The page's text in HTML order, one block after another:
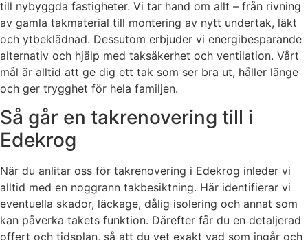
till nybyggda fastigheter. Vi tar hand om allt – från rivning
av gamla takmaterial till montering av nytt undertak, läkt
och ytbeklädnad. Dessutom erbjuder vi energibesparande
alternativ och hjälp med taksäkerhet och ventilation. Vårt
mål är alltid att ge dig ett tak som ser bra ut, håller länge
och ger trygghet för hela familjen.
Så går en takrenovering till i
Edekrog
När du anlitar oss för takrenovering i Edekrog inleder vi
alltid med en noggrann takbesiktning. Här identifierar vi
eventuella skador, läckage, dålig isolering och annat som
kan påverka takets funktion. Därefter får du en detaljerad
offert och tidsplan, så att du vet exakt vad som ingår och